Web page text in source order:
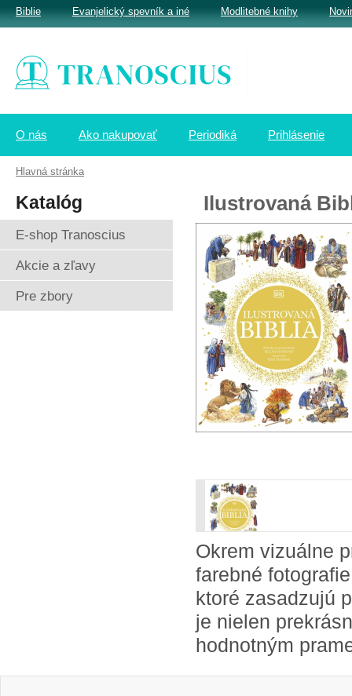
O nás Ako nakupovať Periodiká Prihlásenie
Ilustrovaná
Okrem vizuálne
farebné
ktoré zasadzujú
je nielen
hodnotným
Katalóg
E-shop Tranoscius
Akcie a zľavy
Pre zbory
Biblie Evanjelický spevník a iné Modlitebné knihy
Hlavná stránka